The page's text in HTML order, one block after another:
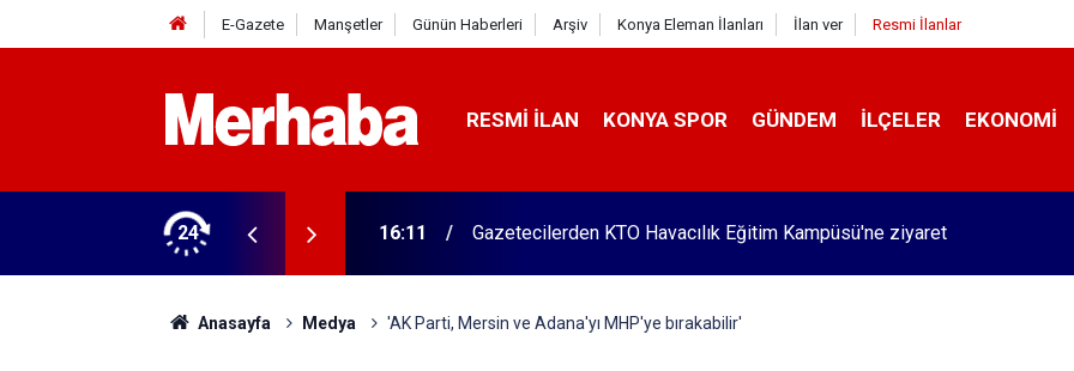
E-Gazete Manşetler Günün Haberleri Arşiv Konya Eleman İlanları İlan ver Resmi İlanlar
RESMI İLAN KONYA SPOR GÜNDEM İLÇELER EKONOMI
24
Kampüsü'ne ziyaret 15:45 Başkan Pekyatırmacı’dan esnaf ziyareti
Anasayfa Medya 'AK Parti, Mersin ve Adana'yı MHP'ye bırakabilir'